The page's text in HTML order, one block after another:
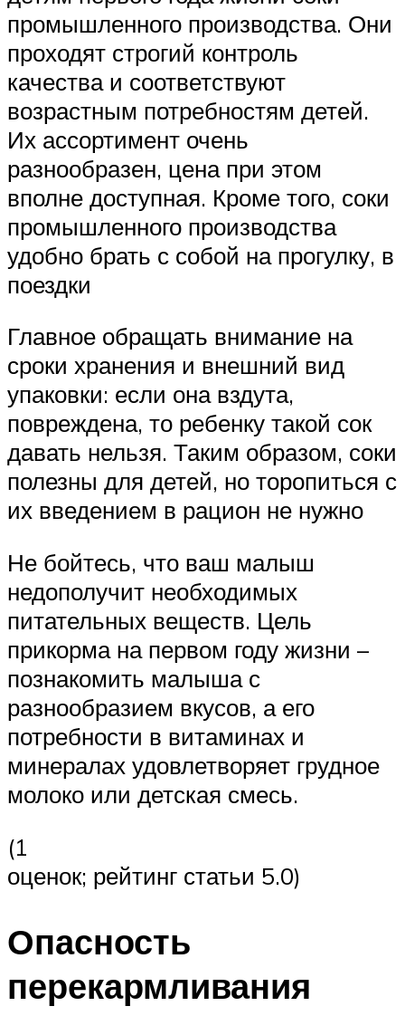
промышленного производства. Они
проходят строгий контроль
качества и соответствуют
возрастным потребностям детей.
Их ассортимент очень
разнообразен, цена при этом
вполне доступная. Кроме того, соки
промышленного производства
удобно брать с собой на прогулку, в
поездки
Главное обращать внимание на
сроки хранения и внешний вид
упаковки: если она вздута,
повреждена, то ребенку такой сок
давать нельзя. Таким образом, соки
полезны для детей, но торопиться с
их введением в рацион не нужно
Не бойтесь, что ваш малыш
недополучит необходимых
питательных веществ. Цель
прикорма на первом году жизни –
познакомить малыша с
разнообразием вкусов, а его
потребности в витаминах и
минералах удовлетворяет грудное
молоко или детская смесь.
(1
оценок; рейтинг статьи 5.0)
Опасность
перекармливания